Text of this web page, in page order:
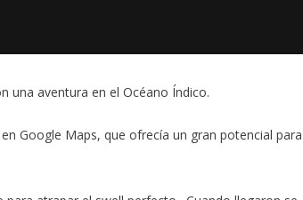
una aventura en el Océano Índico.
Google Maps, que ofrecía un gran potencial para